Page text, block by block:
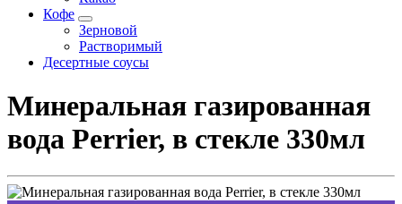
Кофе
Зерновой
Растворимый
Десертные соусы
Минеральная газированная
вода Perrier, в стекле 330мл